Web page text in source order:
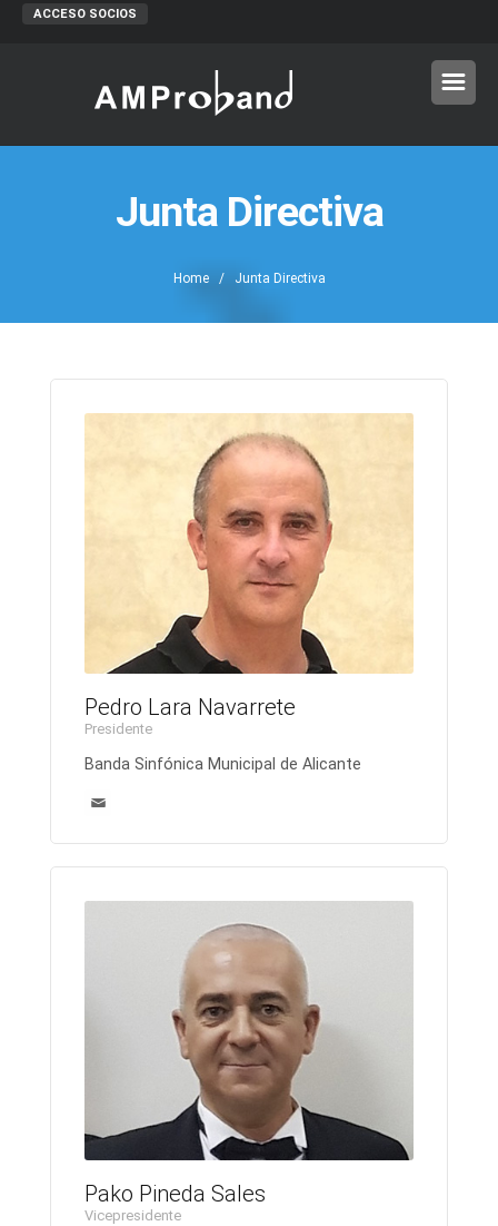
ACCESO SOCIOS
Junta Directiva
Home/ Junta Directiva
Pedro Lara Navarrete
Presidente
Banda Sinfónica Municipal de Alicante
Pako Pineda Sales
Vicepresidente